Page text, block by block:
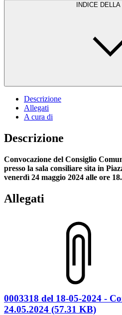
INDICE
Descrizione
Allegati
A cura di
Descrizione
Convocazione del Consiglio
presso la sala consiliare sita in
venerdì 24 maggio 2024 alle ore
Allegati
0003318 del 18-05-2024 -
24.05.2024 (57.31 KB)